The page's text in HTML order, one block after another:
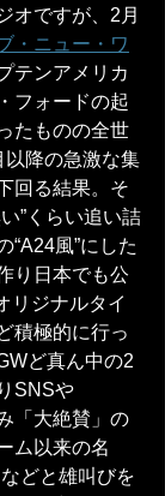
オですが、2月
・ニュー・ワ
テンアメリカ
フォードの起
たものの全世
降の急激な集
回る結果。そ
”くらい追い詰
“A24風”にした
り日本でも公
リジナルタイ
積極的に行っ
ど真ん中の2
SNSや
「大絶賛」の
ム以来の名
どと雄叫びを